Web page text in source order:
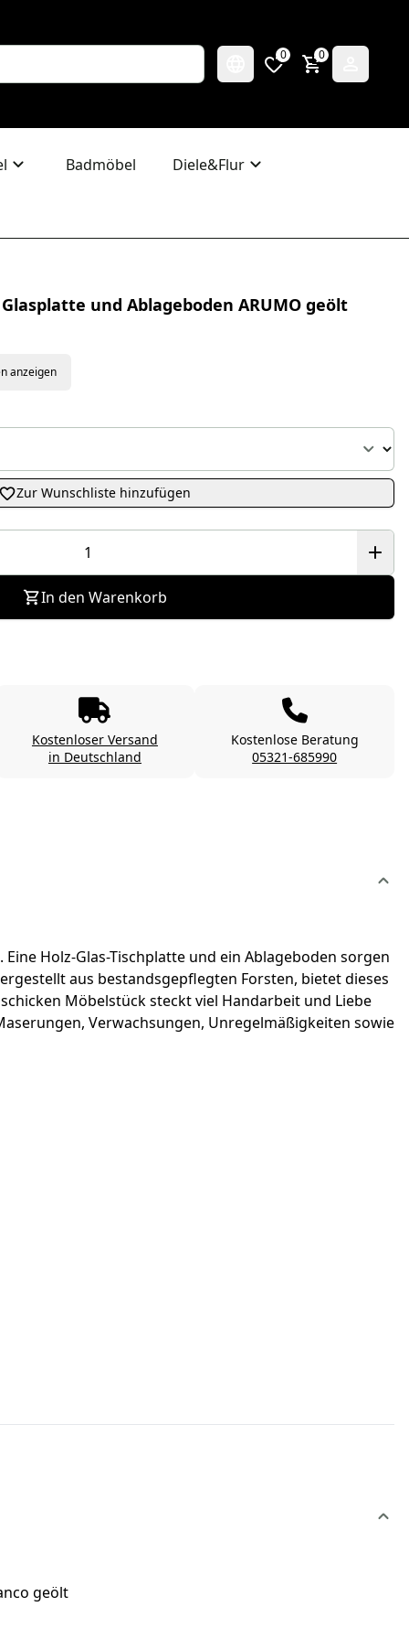
0 0
Badmöbel
Diele&Flur
und Ablageboden ARUMO geölt
anzeigen
Zur Wunschliste hinzufügen
In den Warenkorb
Kostenloser Versand
in Deutschland
Kostenlose Beratung
05321-685990
Holz-Glas-Tischplatte und ein Ablageboden sorgen
aus bestandsgepflegten Forsten, bietet dieses
Möbelstück steckt viel Handarbeit und Liebe
Verwachsungen, Unregelmäßigkeiten sowie
geölt